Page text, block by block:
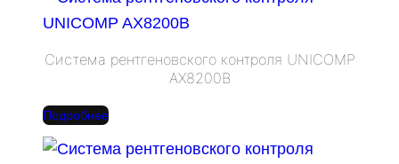
Система рентгеновского контроля UNICOMP
AX8200B
Подробнее